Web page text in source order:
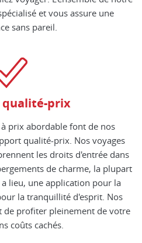
et vous assure une
sans pareil.
qualité-prix
prix abordable font de nos
qualité-prix. Nos voyages
les droits d'entrée dans
de charme, la plupart
lieu, une application pour la
la tranquillité d'esprit. Nos
de profiter pleinement de votre
coûts cachés.